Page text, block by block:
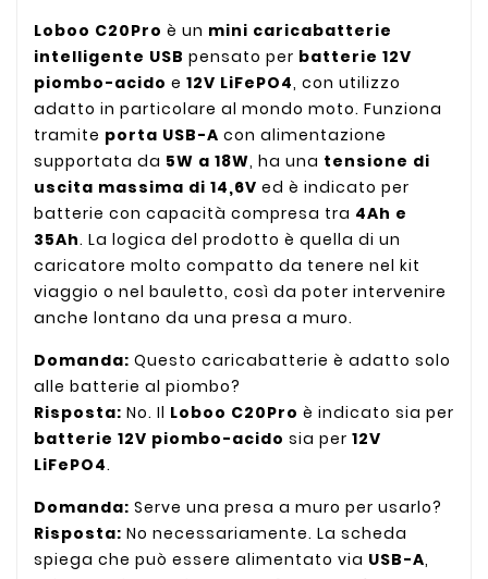
Loboo C20Pro è un mini caricabatterie
intelligente USB pensato per batterie 12V
piombo-acido e 12V LiFePO4, con utilizzo
adatto in particolare al mondo moto. Funziona
tramite porta USB-A con alimentazione
supportata da 5W a 18W, ha una tensione di
uscita massima di 14,6V ed è indicato per
batterie con capacità compresa tra 4Ah e
35Ah. La logica del prodotto è quella di un
caricatore molto compatto da tenere nel kit
viaggio o nel bauletto, così da poter intervenire
anche lontano da una presa a muro.
Domanda: Questo caricabatterie è adatto solo
alle batterie al piombo?
Risposta: No. Il Loboo C20Pro è indicato sia per
batterie 12V piombo-acido sia per 12V
LiFePO4.
Domanda: Serve una presa a muro per usarlo?
Risposta: No necessariamente. La scheda
spiega che può essere alimentato via USB-A,